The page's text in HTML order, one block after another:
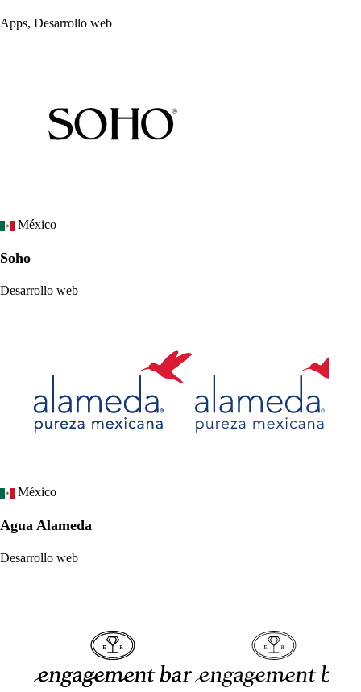
Apps, Desarrollo web
México
Soho
Desarrollo web
México
Agua Alameda
Desarrollo web